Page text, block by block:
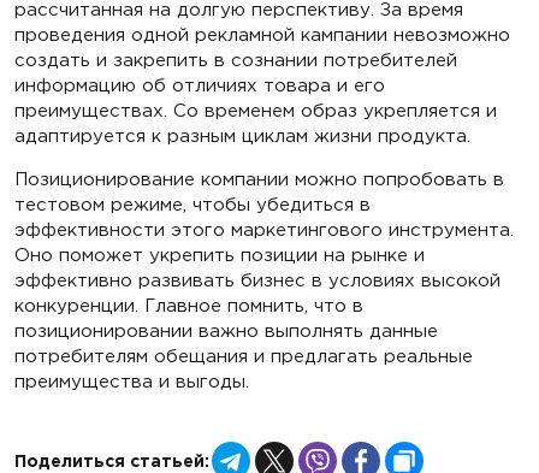
рассчитанная на долгую перспективу. За время
проведения одной рекламной кампании невозможно
создать и закрепить в сознании потребителей
информацию об отличиях товара и его
преимуществах. Со временем образ укрепляется и
адаптируется к разным циклам жизни продукта.
Позиционирование компании можно попробовать в
тестовом режиме, чтобы убедиться в
эффективности этого маркетингового инструмента.
Оно поможет укрепить позиции на рынке и
эффективно развивать бизнес в условиях высокой
конкуренции. Главное помнить, что в
позиционировании важно выполнять данные
потребителям обещания и предлагать реальные
преимущества и выгоды.
Поделиться статьей: Telegram
X Viber Facebook